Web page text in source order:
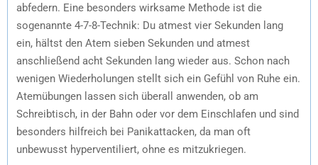
abfedern. Eine besonders wirksame Methode ist die
sogenannte 4-7-8-Technik: Du atmest vier Sekunden lang
ein, hältst den Atem sieben Sekunden und atmest
anschließend acht Sekunden lang wieder aus. Schon nach
wenigen Wiederholungen stellt sich ein Gefühl von Ruhe ein.
Atemübungen lassen sich überall anwenden, ob am
Schreibtisch, in der Bahn oder vor dem Einschlafen und sind
besonders hilfreich bei Panikattacken, da man oft
unbewusst hyperventiliert, ohne es mitzukriegen.